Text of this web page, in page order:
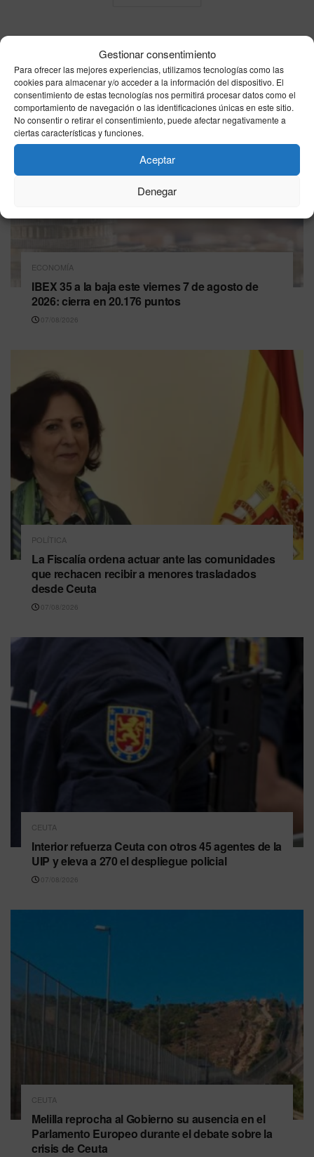
Gestionar consentimiento
Para ofrecer las mejores experiencias, utilizamos tecnologías como las
cookies para almacenar y/o acceder a la información del dispositivo. El
consentimiento de estas tecnologías nos permitirá procesar datos como el
comportamiento de navegación o las identificaciones únicas en este sitio.
No consentir o retirar el consentimiento, puede afectar negativamente a
ciertas características y funciones.
Aceptar
Denegar
ECONOMÍA
IBEX 35 a la baja este viernes 7 de agosto de
2026: cierra en 20.176 puntos
07/08/2026
POLÍTICA
La Fiscalía ordena actuar ante las comunidades
que rechacen recibir a menores trasladados
desde Ceuta
07/08/2026
CEUTA
Interior refuerza Ceuta con otros 45 agentes de la
UIP y eleva a 270 el despliegue policial
07/08/2026
CEUTA
Melilla reprocha al Gobierno su ausencia en el
Parlamento Europeo durante el debate sobre la
crisis de Ceuta